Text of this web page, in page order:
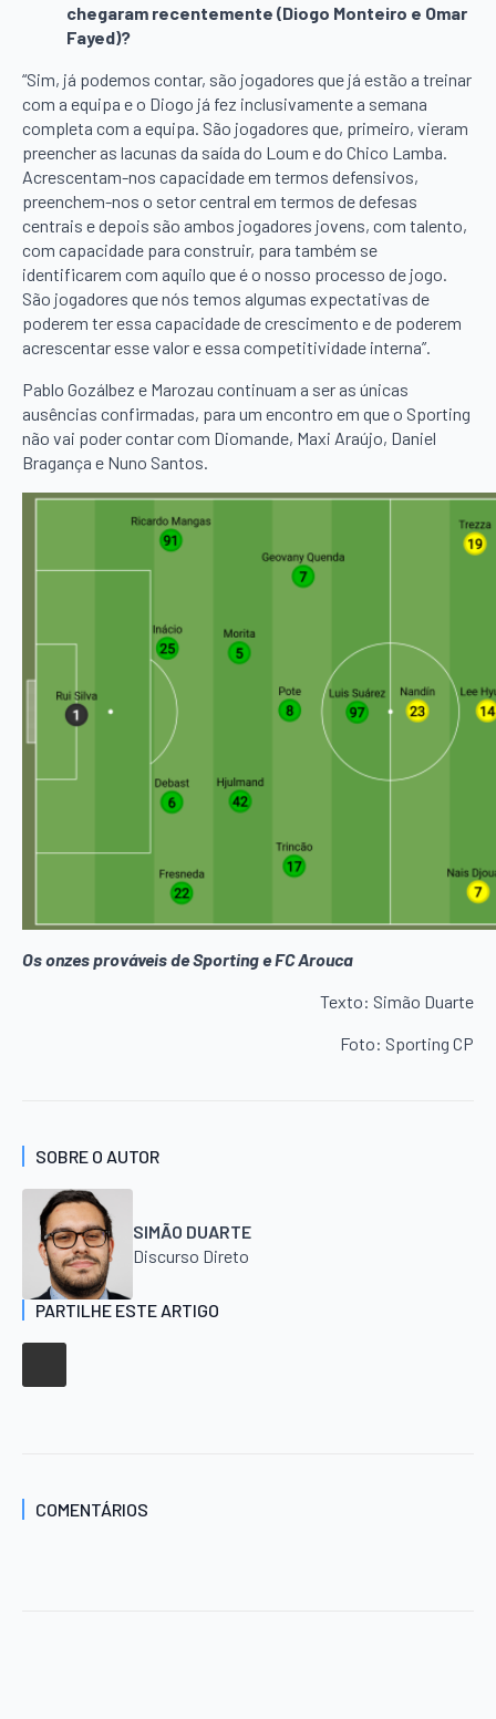
chegaram recentemente (Diogo Monteiro e Omar
Fayed)?
“Sim, já podemos contar, são jogadores que já estão a treinar
com a equipa e o Diogo já fez inclusivamente a semana
completa com a equipa. São jogadores que, primeiro, vieram
preencher as lacunas da saída do Loum e do Chico Lamba.
Acrescentam-nos capacidade em termos defensivos,
preenchem-nos o setor central em termos de defesas
centrais e depois são ambos jogadores jovens, com talento,
com capacidade para construir, para também se
identificarem com aquilo que é o nosso processo de jogo.
São jogadores que nós temos algumas expectativas de
poderem ter essa capacidade de crescimento e de poderem
acrescentar esse valor e essa competitividade interna”.
Pablo Gozálbez e Marozau continuam a ser as únicas
ausências confirmadas, para um encontro em que o Sporting
não vai poder contar com Diomande, Maxi Araújo, Daniel
Bragança e Nuno Santos.
Os onzes prováveis de Sporting e FC Arouca
Texto: Simão Duarte
Foto: Sporting CP
SOBRE O AUTOR
SIMÃO DUARTE
Discurso Direto
PARTILHE ESTE ARTIGO
COMENTÁRIOS